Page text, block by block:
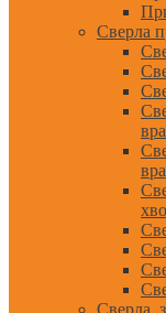
Сверла
Сверла,